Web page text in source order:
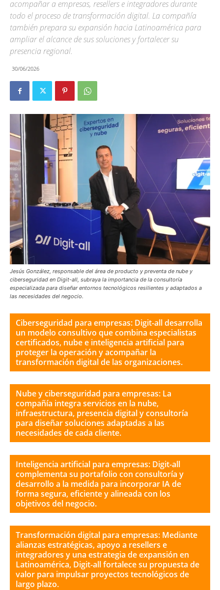
acompañar a empresas, resellers e integradores durante
todo el proceso de transformación digital. La compañía
también prepara su expansión hacia Latinoamérica para
ampliar el alcance de sus soluciones y fortalecer su
presencia regional.
30/06/2026
Jesús González, responsable del área de producto y preventa de nube y
ciberseguridad en Digit-all, subraya la importancia de la consultoría
especializada para diseñar entornos tecnológicos resilientes y adaptados a
las necesidades del negocio.
Ciberseguridad para empresas: Digit-all desarrolla
un modelo consultivo que combina especialistas
certificados, nube e inteligencia artificial para
proteger la operación y acompañar la
transformación digital de las organizaciones.
Nube y ciberseguridad para empresas: La
compañía integra servicios en la nube,
infraestructura, presencia digital y consultoría
para diseñar soluciones adaptadas a las
necesidades de cada cliente.
Inteligencia artificial para empresas: Digit-all
complementa su portafolio con consultoría y
desarrollo a la medida para incorporar IA de
forma segura, eficiente y alineada con los
objetivos del negocio.
Transformación digital para empresas: Mediante
alianzas estratégicas, apoyo a resellers e
integradores y una estrategia de expansión en
Latinoamérica, Digit-all fortalece su propuesta de
valor para impulsar proyectos tecnológicos de
largo plazo.